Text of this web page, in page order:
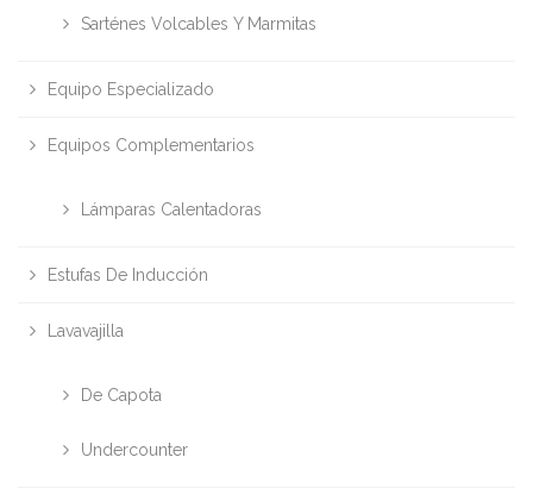
Sarténes Volcables Y Marmitas
Equipo Especializado
Equipos Complementarios
Lámparas Calentadoras
Estufas De Inducción
Lavavajilla
De Capota
Undercounter